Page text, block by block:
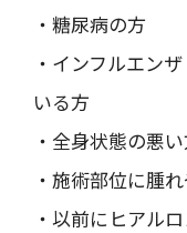
・糖尿病の方
・インフルエン
いる方
・全身状態の悪
・施術部位に腫
・以前にヒアル